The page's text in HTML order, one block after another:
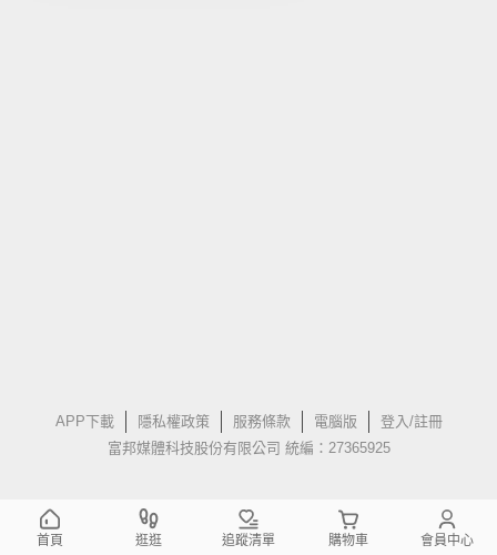
APP下載 隱私權政策 服務條款 電腦版
登入/註冊
富邦媒體科技股份有限公司 統編：27365925
首頁 逛逛 追蹤清單 購物車 會員中心